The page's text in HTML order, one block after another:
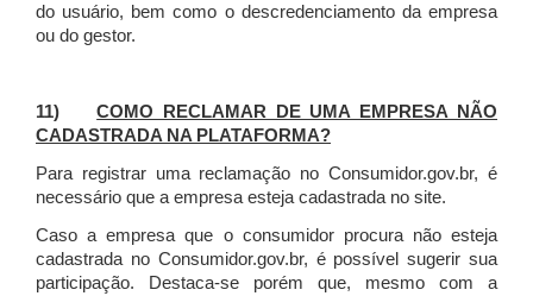
do usuário, bem como o descredenciamento da empresa
ou do gestor.
11)COMO RECLAMAR DE UMA EMPRESA NÃO
CADASTRADA NA PLATAFORMA?
Para registrar uma reclamação no Consumidor.gov.br, é
necessário que a empresa esteja cadastrada no site.
Caso a empresa que o consumidor procura não esteja
cadastrada no Consumidor.gov.br, é possível sugerir sua
participação. Destaca-se porém que, mesmo com a